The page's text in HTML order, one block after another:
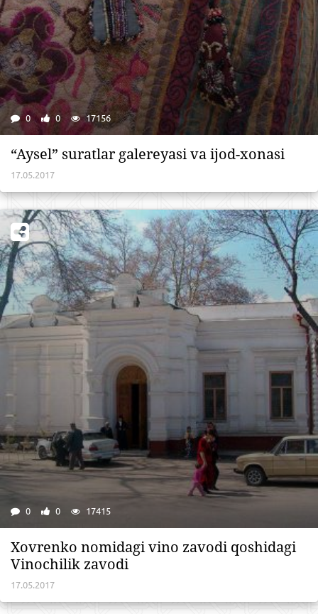
0 0 17156
“Aysel” suratlar galereyasi va ijod-xonasi
17.05.2017
0 0 17415
Xovrenko nomidagi vino zavodi qoshidagi
Vinochilik zavodi
17.05.2017